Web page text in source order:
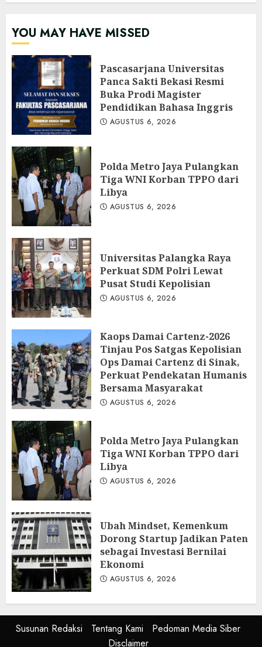
YOU MAY HAVE MISSED
Pascasarjana Universitas
Panca Sakti Bekasi Resmi
Buka Prodi Magister
Pendidikan Bahasa Inggris
AGUSTUS 6, 2026
Polda Metro Jaya Pulangkan
Tiga WNI Korban TPPO dari
Libya
AGUSTUS 6, 2026
Universitas Palangka Raya
Perkuat SDM Polri Lewat
Pusat Studi Kepolisian
AGUSTUS 6, 2026
Kaops Damai Cartenz-2026
Tinjau Pos Satgas Kepolisian
Ops Damai Cartenz di Sinak,
Perkuat Pendekatan Humanis
Bersama Masyarakat
AGUSTUS 6, 2026
Polda Metro Jaya Pulangkan
Tiga WNI Korban TPPO dari
Libya
AGUSTUS 6, 2026
Ubah Mindset, Kemenkum
Dorong Startup Jadikan Paten
sebagai Investasi Bernilai
Ekonomi
AGUSTUS 6, 2026
Susunan Redaksi Tentang Kami
Pedoman Media Siber
Disclaimer